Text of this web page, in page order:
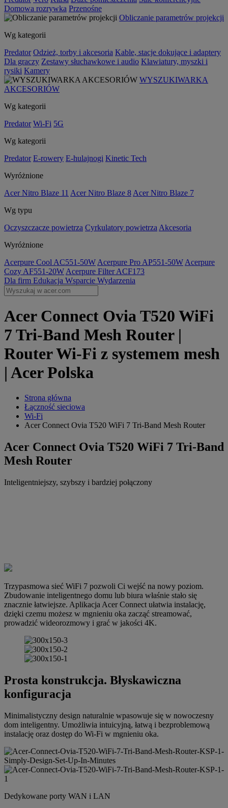
Domowa rozrywka Przenośne
Obliczanie parametrów projekcji
Wg kategorii
Predator Odzież, torby i akcesoria Kable, stacje dokujące i adaptery
Dla graczy Zestawy słuchawkowe i audio Klawiatury, myszki i
rysiki Kamery
WYSZUKIWARKA
AKCESORIÓW
Wg kategorii
Predator Wi-Fi 5G
Wg kategorii
Predator E-rowery E-hulajnogi Kinetic Tech
Wyróżnione
Acer Nitro Blaze 11 Acer Nitro Blaze 8 Acer Nitro Blaze 7
Wg typu
Oczyszczacze powietrza Cyrkulatory powietrza Akcesoria
Wyróżnione
Acerpure Cool AC551-50W Acerpure Pro AP551-50W Acerpure
Cozy AF551-20W Acerpure Filter ACF173
Dla firm Edukacja Wsparcie Wydarzenia
Acer Connect Ovia T520 WiFi
7 Tri-Band Mesh Router |
Router Wi-Fi z systemem mesh
| Acer Polska
Strona główna
Łączność sieciowa
Wi-Fi
Acer Connect Ovia T520 WiFi 7 Tri-Band Mesh Router
Acer Connect Ovia T520 WiFi 7 Tri-Band
Mesh Router
Inteligentniejszy, szybszy i bardziej połączony
Trzypasmowa sieć WiFi 7 pozwoli Ci wejść na nowy poziom.
Zbudowanie inteligentnego domu lub biura właśnie stało się
znacznie łatwiejsze. Aplikacja Acer Connect ułatwia instalację,
dzięki czemu możesz w mgnieniu oka zacząć streamować,
prowadzić wideorozmowy i grać w jakości 4K.
Prosta konstrukcja. Błyskawiczna
konfiguracja
Minimalistyczny design naturalnie wpasowuje się w nowoczesny
dom inteligentny. Umożliwia intuicyjną, łatwą i bezproblemową
instalację oraz dostęp do Wi-Fi w mgnieniu oka.
Dedykowane porty WAN i LAN